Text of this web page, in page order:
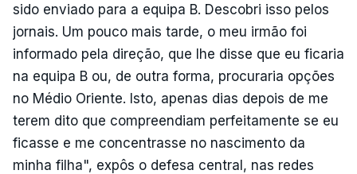
sido enviado para a equipa B. Descobri isso pelos
jornais. Um pouco mais tarde, o meu irmão foi
informado pela direção, que lhe disse que eu ficaria
na equipa B ou, de outra forma, procuraria opções
no Médio Oriente. Isto, apenas dias depois de me
terem dito que compreendiam perfeitamente se eu
ficasse e me concentrasse no nascimento da
minha filha", expôs o defesa central, nas redes